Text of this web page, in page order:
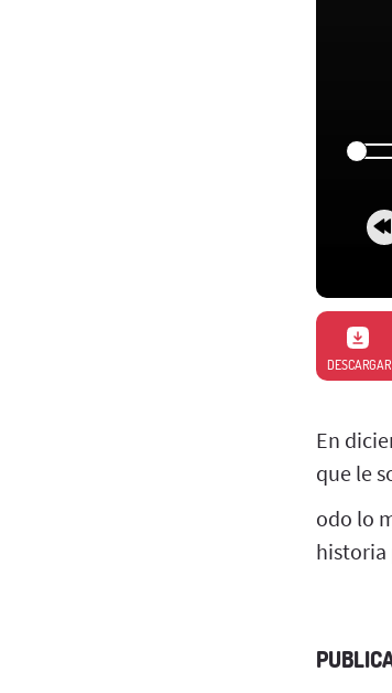
DESCARGAR
En
que le
odo lo
historia